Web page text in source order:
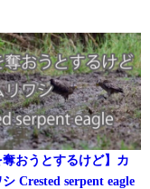
奪おうとするけど】カ
Crested serpent eagle